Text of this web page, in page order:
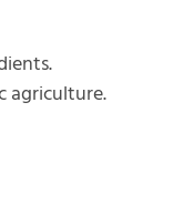
agriculture.